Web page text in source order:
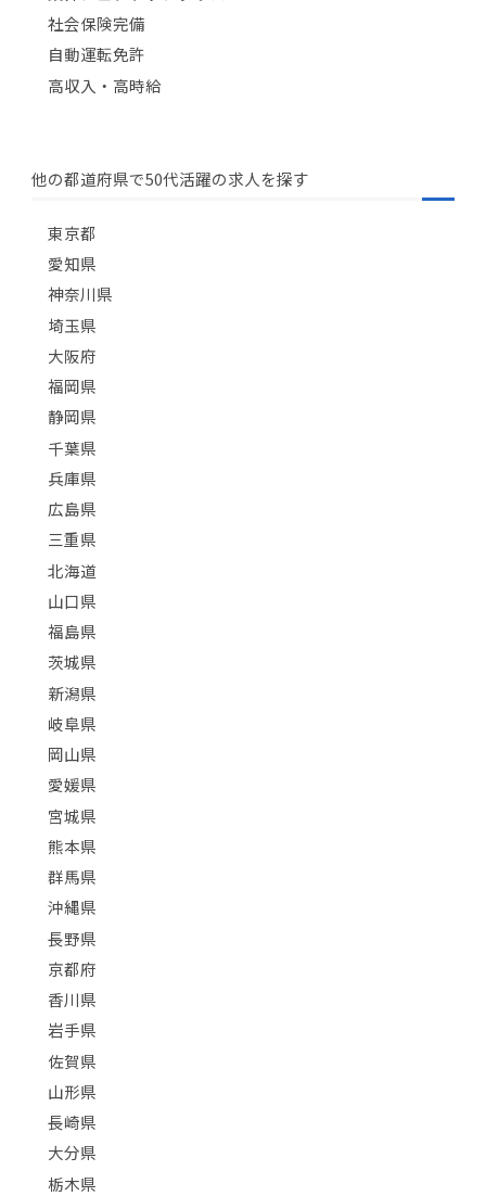
社会保険完備
自動運転免許
高収入・高時給
他の都道府県で50代活躍の求人を探す
東京都
愛知県
神奈川県
埼玉県
大阪府
福岡県
静岡県
千葉県
兵庫県
広島県
三重県
北海道
山口県
福島県
茨城県
新潟県
岐阜県
岡山県
愛媛県
宮城県
熊本県
群馬県
沖縄県
長野県
京都府
香川県
岩手県
佐賀県
山形県
長崎県
大分県
栃木県